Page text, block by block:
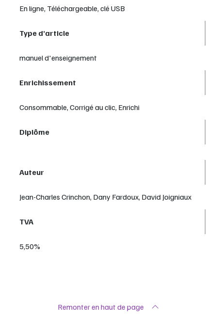
En ligne, Téléchargeable, clé USB
Type d’article
manuel d'enseignement
Enrichissement
Consommable, Corrigé au clic, Enrichi
Diplôme
Auteur
Jean-Charles Crinchon, Dany Fardoux, David Joigniaux
TVA
5,50%
Remonter en haut de page